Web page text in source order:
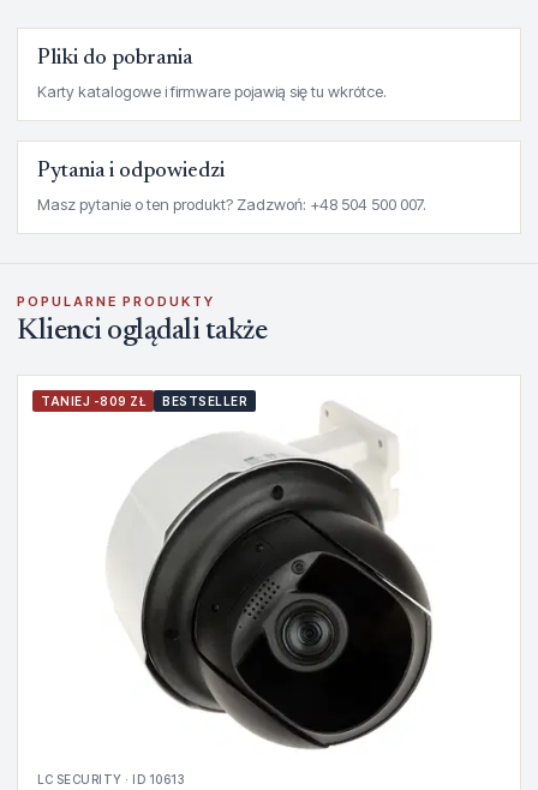
Pliki do pobrania
Karty katalogowe i firmware pojawią się tu wkrótce.
Pytania i odpowiedzi
Masz pytanie o ten produkt? Zadzwoń: +48 504 500 007.
POPULARNE PRODUKTY
Klienci oglądali także
TANIEJ -809 ZŁ BESTSELLER
LC SECURITY · ID 10613